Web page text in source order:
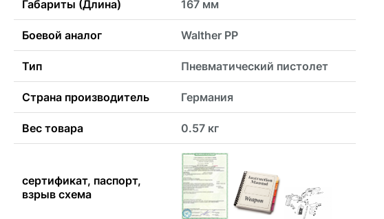
Габариты (Длина) 167 мм
Боевой аналог Walther PP
Тип Пневматический пистолет
Страна производитель Германия
Вес товара 0.57 кг
сертификат, паспорт,
взрыв схема